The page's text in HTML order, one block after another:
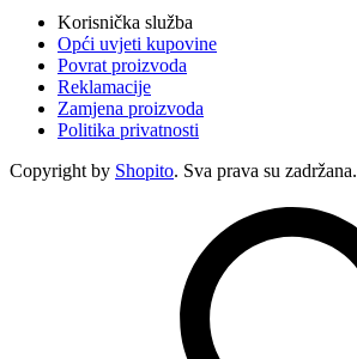
Korisnička služba
Opći uvjeti kupovine
Povrat proizvoda
Reklamacije
Zamjena proizvoda
Politika privatnosti
Copyright by Shopito. Sva prava su zadržana.